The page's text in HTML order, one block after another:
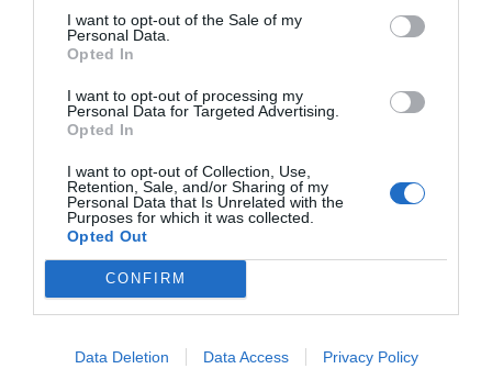
I want to opt-out of the Sale of my
Personal Data.
Opted In
I want to opt-out of processing my
Personal Data for Targeted Advertising.
Opted In
I want to opt-out of Collection, Use,
Retention, Sale, and/or Sharing of my
Personal Data that Is Unrelated with the
Purposes for which it was collected.
Opted Out
CONFIRM
Data Deletion Data Access Privacy Policy
y psicológica para desempeñar su labor”, ha señalado.
Desde la organización sindical se insiste en que la
situación requiere unaintervención inmediata
garantizar la seguridad del personal que desarrolla su
actividad en el centro.